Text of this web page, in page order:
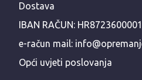
Dostava
IBAN RAČUN:
e-račun mail:
Opći uvjeti poslovanja